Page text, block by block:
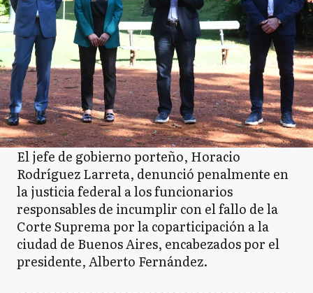
El jefe de gobierno porteño, Horacio
Rodríguez Larreta, denunció penalmente en
la justicia federal a los funcionarios
responsables de incumplir con el fallo de la
Corte Suprema por la coparticipación a la
ciudad de Buenos Aires, encabezados por el
presidente, Alberto Fernández.